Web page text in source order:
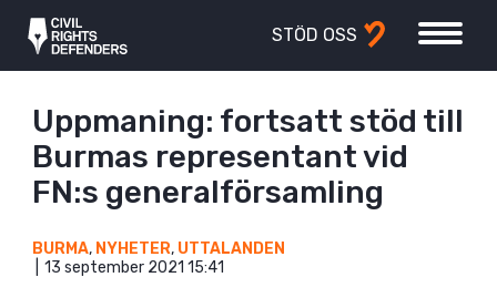
STÖD OSS
Uppmaning: fortsatt stöd till
Burmas representant vid
FN:s generalförsamling
BURMA, NYHETER, UTTALANDEN
13 september 2021 15:41